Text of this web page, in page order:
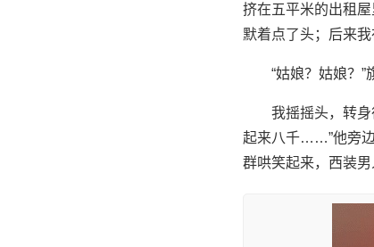
挤在五平米的出租
默着点了头；后来我
“姑娘？姑娘？
我摇摇头，转
起来八千……”他旁边
群哄笑起来，西装男